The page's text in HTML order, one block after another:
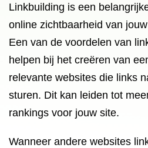
Linkbuilding is een
online zichtbaarheid van
Een van de voordelen van
helpen bij het creëren van
relevante websites die links
sturen. Dit kan leiden tot
rankings voor jouw site.
Wanneer andere websites